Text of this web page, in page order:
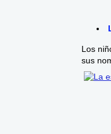
Los
sus